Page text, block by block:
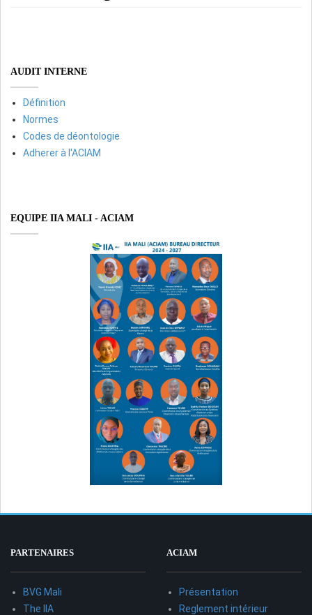
AUDIT INTERNE
Définition
Normes
Codes de déontologie
Adherer à l'ACIAM
EQUIPE IIA MALI - ACIAM
PARTENAIRES
BVG Mali
The IIA
ACIAM
Présentation
Reglement intérieur